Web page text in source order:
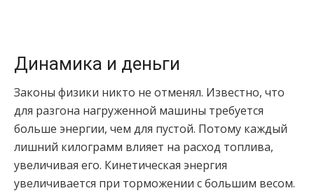
Динамика и деньги
Законы физики никто не отменял. Известно, что
для разгона нагруженной машины требуется
больше энергии, чем для пустой. Потому каждый
лишний килограмм влияет на расход топлива,
увеличивая его. Кинетическая энергия
увеличивается при торможении с большим весом.